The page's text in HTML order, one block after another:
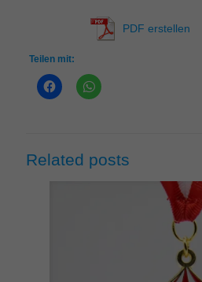
PDF erstellen
Teilen mit:
Related posts